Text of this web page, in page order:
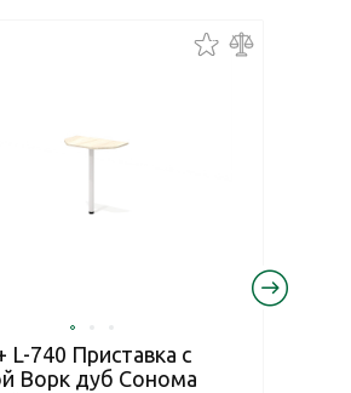
L-740 Приставка с
Ворк дуб Сонома